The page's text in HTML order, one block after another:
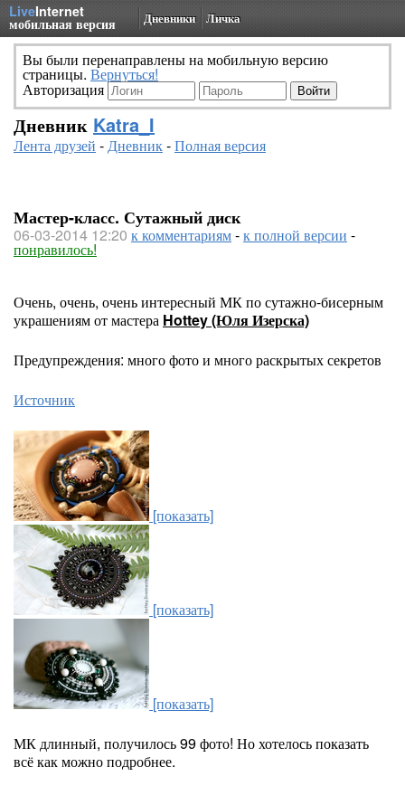
LiveInternet
мобильная версия Дневники Личка
Вы были перенаправлены на мобильную версию
страницы. Вернуться!
Авторизация
Дневник Katra_I
Лента друзей -Дневник-Полная версия
Мастер-класс. Сутажный диск
06-03-2014 12:20 к комментариям-к полной версии -
понравилось!
Очень, очень, очень интересный МК по сутажно-бисерным
украшениям от мастера Hottey (Юля Изерска)
Предупреждения: много фото и много раскрытых секретов
Источник
[показать]
[показать]
[показать]
МК длинный, получилось 99 фото! Но хотелось показать
всё как можно подробнее.